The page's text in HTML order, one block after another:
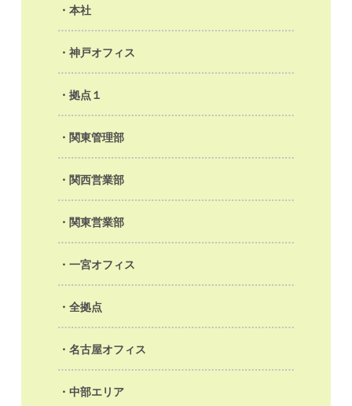
本社
神戸オフィス
拠点１
関東管理部
関西営業部
関東営業部
一宮オフィス
全拠点
名古屋オフィス
中部エリア